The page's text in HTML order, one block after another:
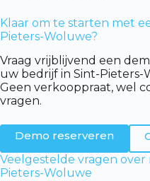
Klaar om te starten met
Pieters-Woluwe?
Vraag vrijblijvend een
uw bedrijf in Sint-
Geen verkooppraat, wel
vragen.
Demo reserveren
Veelgestelde vragen over
Pieters-Woluwe